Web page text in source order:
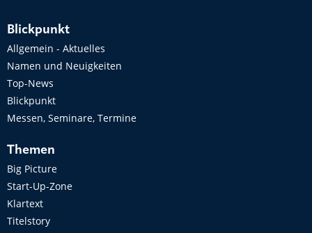
Blickpunkt
Allgemein - Aktuelles
Namen und Neuigkeiten
Top-News
Blickpunkt
Messen, Seminare, Termine
Themen
Big Picture
Start-Up-Zone
Klartext
Titelstory